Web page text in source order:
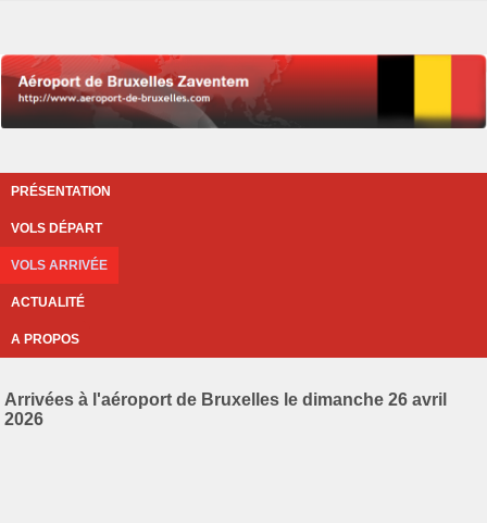
PRÉSENTATION
VOLS DÉPART
VOLS ARRIVÉE
ACTUALITÉ
A PROPOS
Arrivées à l'aéroport de Bruxelles le dimanche 26 avril
2026